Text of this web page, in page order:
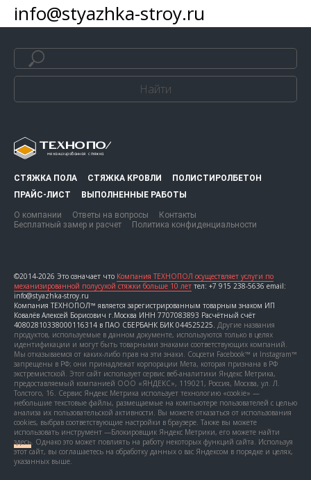
info@styazhka-stroy.ru
Найти
СТЯЖКА ПОЛА СТЯЖКА КРОВЛИ
ПОЛИСТИРОЛБЕТОН
ПРАЙС-ЛИСТ
ВЫПОЛНЕННЫЕ РАБОТЫ
О компании Ответы на вопросы
Контакты
Бесплатный замер и расчет
Политика конфиденциальности
©2014-2026 Это означает что Компания ТЕХНОПОЛ осуществляет услуги по
механизированной полусухой стяжки больше 10 лет тел: +7 915 238-5636 email:
info@styazhka-stroy.ru
Компания ТЕХНОПОЛ™ является зарегистрированным товарным знаком ИП
Ковалёв Алексей Борисович г.Москва ИНН 7707083893 Расчётный счёт
40802810338000116314 в ПАО СБЕРБАНК БИК 044525225. Другие названия
продуктов, используемые в данном документе, используются только в целях
идентификации и могут быть товарными знаками соответствующих компаний.
Мы отказываемся от каких-либо прав на эти знаки. Соцсети Facebook™ и Instagram™
запрещены в РФ; они принадлежат корпорации Мета, которая признана в РФ
экстремистской. Этот сайт использует сервис веб-аналитики Яндекс Метрика,
предоставляемый компанией ООО «ЯНДЕКС», 119021, Россия, Москва, ул. Л.
Толстого, 16. Сервис Яндекс Метрика использует технологию «cookie» —
небольшие текстовые файлы, размещаемые на компьютере пользователей с целью
анализа их пользовательской активности. Вы можете отказаться от использования
cookies, выбрав соответствующие настройки в браузере. Также вы можете
использовать инструмент —Блокировщик Яндекс Метрики, его можете найти
здесь. Однако это может повлиять на работу некоторых функций сайта. Используя
этот сайт, вы соглашаетесь на обработку данных о вас Яндексом в порядке и целях,
указанных выше.